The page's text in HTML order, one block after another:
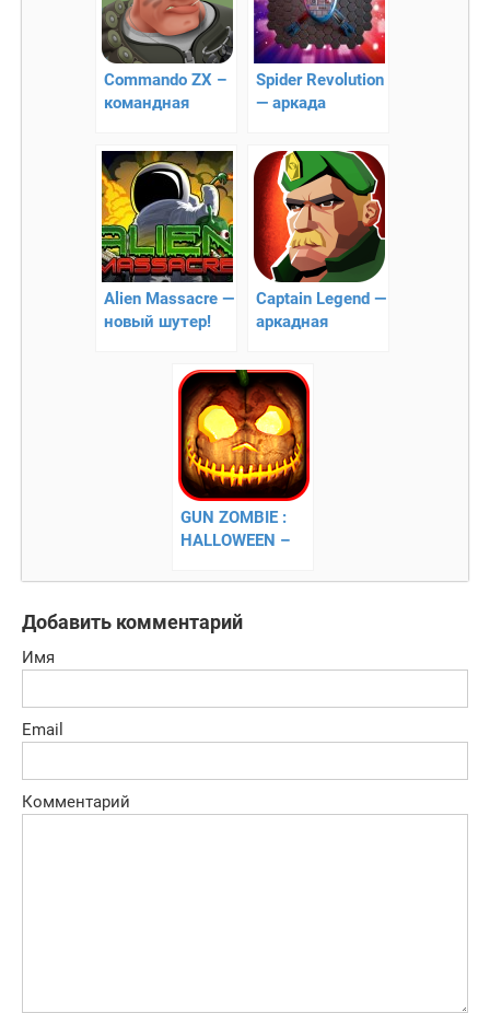
Commando ZX –
командная
Spider Revolution
— аркада
Alien Massacre —
новый шутер!
Captain Legend —
аркадная
GUN ZOMBIE :
HALLOWEEN –
зомби!
Добавить комментарий
Имя
Email
Комментарий